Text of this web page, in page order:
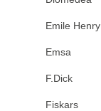
Emile Henry
Emsa
F.Dick
Fiskars